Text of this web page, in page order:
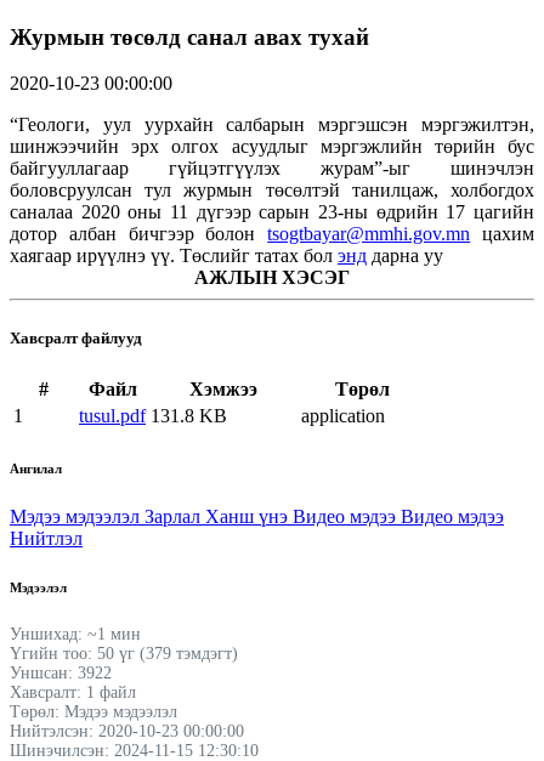
Журмын төсөлд санал авах тухай
2020-10-23 00:00:00
“Геологи, уул уурхайн салбарын мэргэшсэн мэргэжилтэн,
шинжээчийн эрх олгох асуудлыг мэргэжлийн төрийн бус
байгууллагаар гүйцэтгүүлэх журам”-ыг шинэчлэн
боловсруулсан тул журмын төсөлтэй танилцаж, холбогдох
саналаа 2020 оны 11 дүгээр сарын 23-ны өдрийн 17 цагийн
дотор албан бичгээр болонtsogtbayar@mmhi.gov.mn цахим
хаягаар ирүүлнэ үү. Төслийг татах бол энд дарна уу
АЖЛЫН ХЭСЭГ
Хавсралт файлууд
# Файл Хэмжээ
Төрөл
1
tusul.pdf 131.8 KB application
Ангилал
Мэдээ мэдээлэл Зарлал Ханш үнэ Видео мэдээ Видео мэдээ
Нийтлэл
Мэдээлэл
Уншихад: ~1 мин
Үгийн тоо: 50 үг (379 тэмдэгт)
Уншсан: 3922
Хавсралт: 1 файл
Төрөл: Мэдээ мэдээлэл
Нийтэлсэн: 2020-10-23 00:00:00
Шинэчилсэн: 2024-11-15 12:30:10